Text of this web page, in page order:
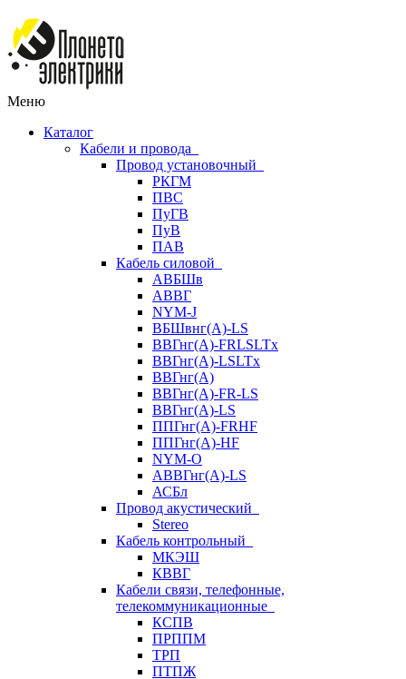
Меню
Каталог
Кабели и провода
Провод установочный
РКГМ
ПВС
ПуГВ
ПуВ
ПАВ
Кабель силовой
АВБШв
АВВГ
NYM-J
ВБШвнг(А)-LS
ВВГнг(A)-FRLSLTx
ВВГнг(A)-LSLTx
ВВГнг(А)
ВВГнг(А)-FR-LS
ВВГнг(А)-LS
ППГнг(А)-FRHF
ППГнг(А)-HF
NYM-O
АВВГнг(А)-LS
АСБл
Провод акустический
Stereo
Кабель контрольный
МКЭШ
КВВГ
Кабели связи, телефонные,
телекоммуникационные
КСПВ
ПРППМ
ТРП
ПТПЖ